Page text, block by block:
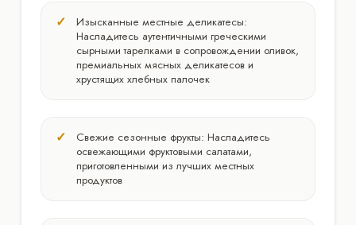
Изысканные местные деликатесы:
Насладитесь аутентичными греческими
сырными тарелками в сопровождении оливок,
премиальных мясных деликатесов и
хрустящих хлебных палочек
Свежие сезонные фрукты: Насладитесь
освежающими фруктовыми салатами,
приготовленными из лучших местных
продуктов